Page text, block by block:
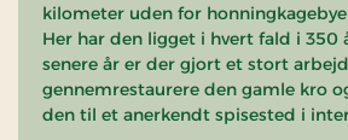
kilometer uden for
Her har den ligget i hvert fald i 350
senere år er der gjort et stort
gennemrestaurere den gamle kro
den til et anerkendt spisested i